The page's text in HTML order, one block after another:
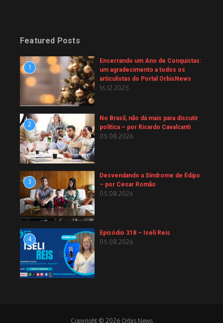
Featured Posts
1
Encerrando um Ano de Conquistas:
um agradecimento a todos os
articulistas do Portal OrbisNews
16.12.2025
2
No Brasil, não dá mais para discutir
política – por Ricardo Cavalcanti
05.08.2026
3
Desvendando a Síndrome de Édipo
– por Cesar Romão
05.08.2026
4
Episódio 318 – Iseli Reis
05.08.2026
Copyright © 2026 Orbis News